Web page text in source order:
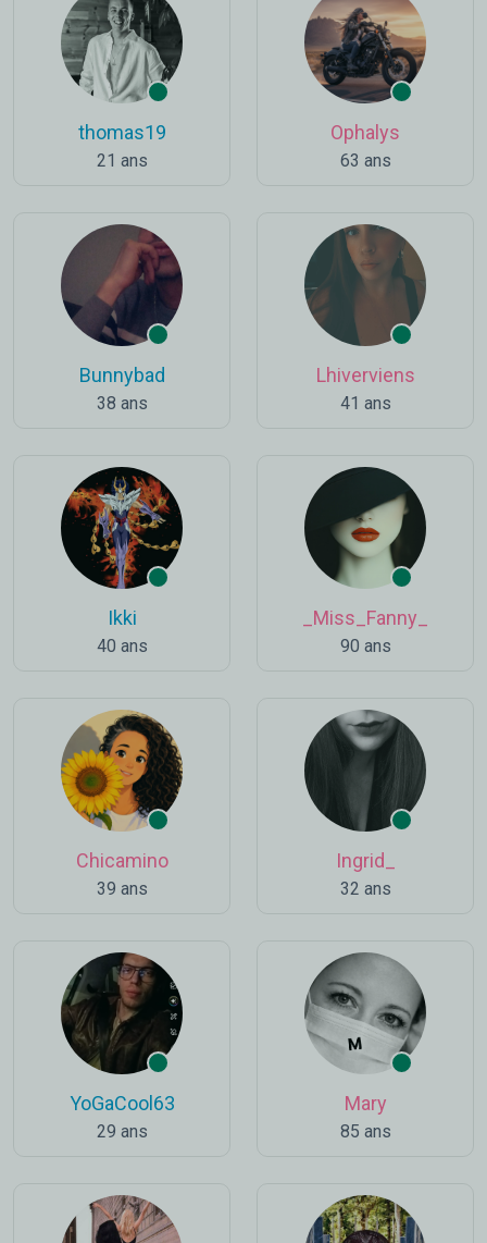
thomas19
21 ans
Ophalys
63 ans
Bunnybad
38 ans
Lhiverviens
41 ans
Ikki
40 ans
_Miss_Fanny_
90 ans
Chicamino
39 ans
Ingrid_
32 ans
YoGaCool63
29 ans
Mary
85 ans